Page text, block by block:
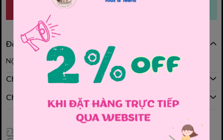
MUA NGAY
Đặc điểm nổi bật
Nội dung đang được cập nhật
Chính sách mua hàng
Chính sách đổi hàng